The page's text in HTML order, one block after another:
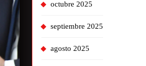
octubre 2025
septiembre 2025
agosto 2025